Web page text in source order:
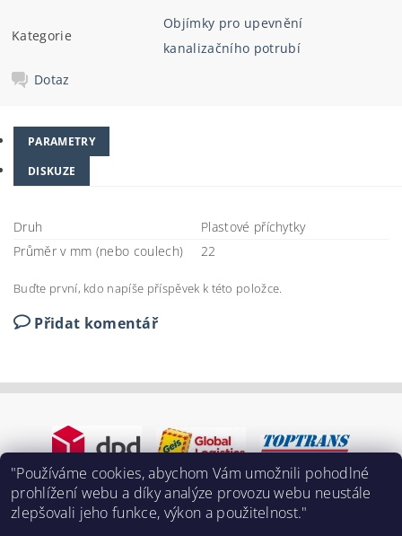
Kategorie
Objímky pro upevnění
kanalizačního potrubí
Dotaz
PARAMETRY
DISKUZE
Druh
Plastové příchytky
Průměr v mm (nebo coulech)
22
Buďte první, kdo napíše příspěvek k této položce.
Přidat komentář
"Používáme cookies, abychom Vám umožnili pohodlné
prohlížení webu a díky analýze provozu webu neustále
zlepšovali jeho funkce, výkon a použitelnost."